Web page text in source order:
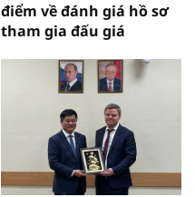
điểm về đánh giá hồ sơ
tham gia đấu giá